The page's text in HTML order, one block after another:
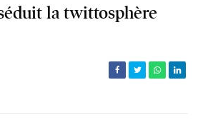
la twittosphère